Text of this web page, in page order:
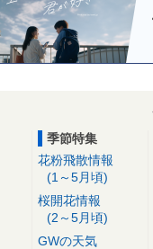
季節特集
花粉飛散情報
(1～5月頃)
桜開花情報
(2～5月頃)
GWの天気